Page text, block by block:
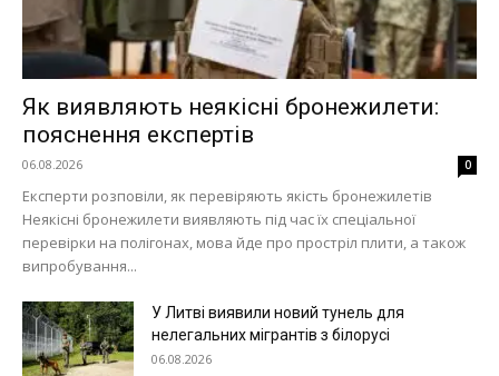
Як виявляють неякісні бронежилети:
пояснення експертів
06.08.2026 0
Експерти розповіли, як перевіряють якість бронежилетів
Неякісні бронежилети виявляють під час їх спеціальної
перевірки на полігонах, мова йде про простріл плити, а також
випробування...
У Литві виявили новий тунель для
нелегальних мігрантів з білорусі
06.08.2026